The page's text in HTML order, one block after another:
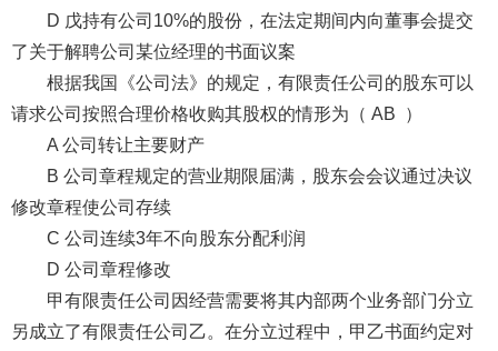
D 戊持有公司10%的股份，在法定期间内向董事会提交
了关于解聘公司某位经理的书面议案
根据我国《公司法》的规定，有限责任公司的股东可以
请求公司按照合理价格收购其股权的情形为（ AB ）
A 公司转让主要财产
B 公司章程规定的营业期限届满，股东会会议通过决议
修改章程使公司存续
C 公司连续3年不向股东分配利润
D 公司章程修改
甲有限责任公司因经营需要将其内部两个业务部门分立
另成立了有限责任公司乙。在分立过程中，甲乙书面约定对